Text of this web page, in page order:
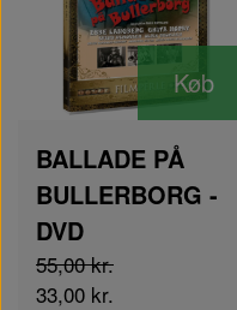
Køb
BALLADE PÅ
BULLERBORG -
DVD
55,00 kr.
33,00 kr.